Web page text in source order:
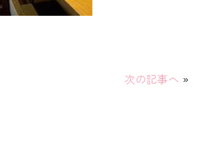
次の記事へ »